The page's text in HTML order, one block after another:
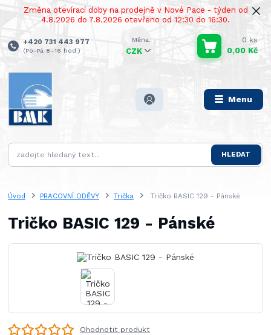
Změna otevírací doby na prodejně v Nové Pace - týden od
4.8.2026 do 7.8.2026 otevřeno od 12:30 do 16:30.
Menu
CZK
HLEDAT
+420 731 443 977
(Po-Pá 8–16 hod.)
0 ks
0,00 Kč
Úvod PRACOVNÍ ODĚVY Trička Tričko BASIC 129 - Pánské
Tričko BASIC 129 - Pánské
Ohodnotit produkt